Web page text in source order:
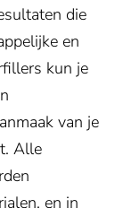
die
en
kun je
van je
Alle
en in